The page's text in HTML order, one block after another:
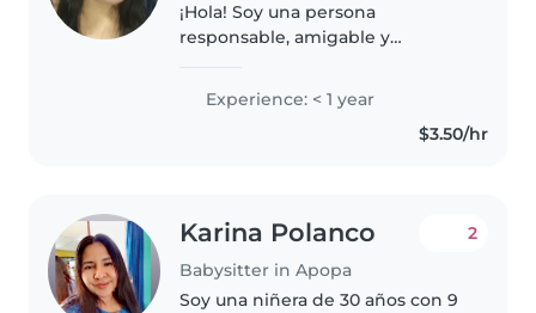
¡Hola! Soy una persona
responsable, amigable y
niños. Aunque no tengo
experiencia previa, tengo
habilidades como dibujar, leer
Experience: < 1 year
$3.50/hr
Karina Polanco
Babysitter in Apopa
2
Soy una niñera de 30 años con 9